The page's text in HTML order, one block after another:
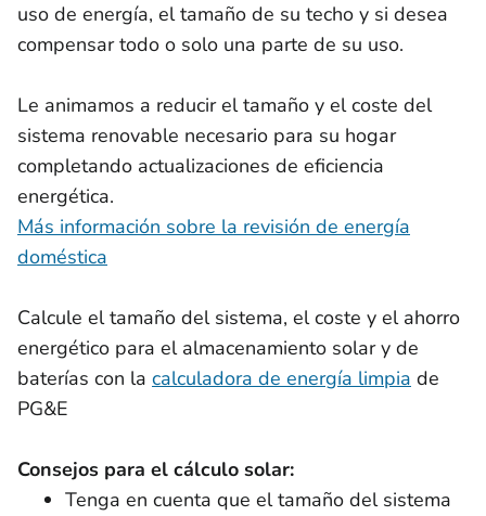
uso de energía, el tamaño de su techo y si desea
compensar todo o solo una parte de su uso.
Le animamos a reducir el tamaño y el coste del
sistema renovable necesario para su hogar
completando actualizaciones de eficiencia
energética.
Más información sobre la revisión de energía
doméstica
Calcule el tamaño del sistema, el coste y el ahorro
energético para el almacenamiento solar y de
baterías con la calculadora de energía limpia de
PG&E
Consejos para el cálculo solar:
Tenga en cuenta que el tamaño del sistema